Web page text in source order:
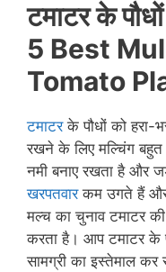
टमाटरकेपौधों
5 Best
Tomato
टमाटरके पौधों को हरा-
रखने के लिए मल्चिंग बहुत
नमी बनाए रखता है और
खरपतवारकम उगते हैं और
मल्च का चुनाव टमाटर
करता है। आप टमाटर के
सामग्री का इस्तेमाल